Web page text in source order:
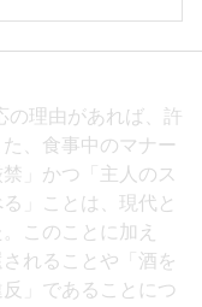
の理由があれば、許
、食事中のマナー
」かつ「主人のス
」ことは、現代と
このことに加え
れることや「酒を
」であることにつ